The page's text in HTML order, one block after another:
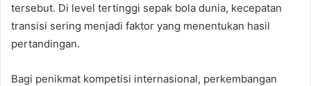
tersebut. Di level tertinggi sepak bola dunia, kecepatan
transisi sering menjadi faktor yang menentukan hasil
pertandingan.
Bagi penikmat kompetisi internasional, perkembangan